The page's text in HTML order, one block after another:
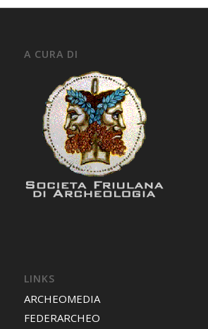
A CURA DI
LINKS
ARCHEOMEDIA
FEDERARCHEO